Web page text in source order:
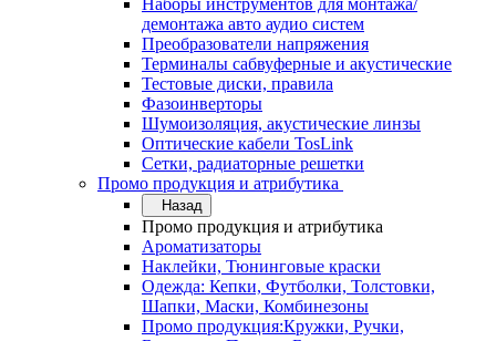
Наборы инструментов для монтажа/
демонтажа авто аудио систем
Преобразователи напряжения
Терминалы сабвуферные и акустические
Тестовые диски, правила
Фазоинверторы
Шумоизоляция, акустические линзы
Оптические кабели TosLink
Сетки, радиаторные решетки
Промо продукция и атрибутика
Назад
Промо продукция и атрибутика
Ароматизаторы
Наклейки, Тюнинговые краски
Одежда: Кепки, Футболки, Толстовки,
Шапки, Маски, Комбинезоны
Промо продукция:Кружки, Ручки,